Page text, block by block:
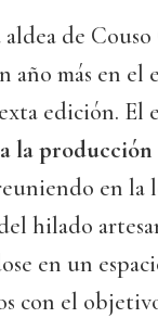
aldea de
año más en el
edición. El
la
en la
hilado
en un
con el